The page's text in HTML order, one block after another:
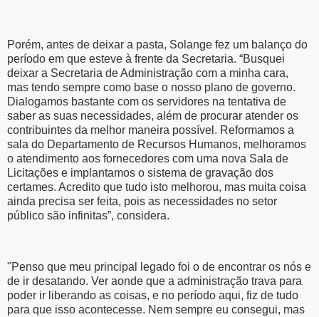
Porém, antes de deixar a pasta, Solange fez um balanço do
período em que esteve à frente da Secretaria. “Busquei
deixar a Secretaria de Administração com a minha cara,
mas tendo sempre como base o nosso plano de governo.
Dialogamos bastante com os servidores na tentativa de
saber as suas necessidades, além de procurar atender os
contribuintes da melhor maneira possível. Reformamos a
sala do Departamento de Recursos Humanos, melhoramos
o atendimento aos fornecedores com uma nova Sala de
Licitações e implantamos o sistema de gravação dos
certames. Acredito que tudo isto melhorou, mas muita coisa
ainda precisa ser feita, pois as necessidades no setor
público são infinitas”, considera.
"Penso que meu principal legado foi o de encontrar os nós e
de ir desatando. Ver aonde que a administração trava para
poder ir liberando as coisas, e no período aqui, fiz de tudo
para que isso acontecesse. Nem sempre eu consegui, mas